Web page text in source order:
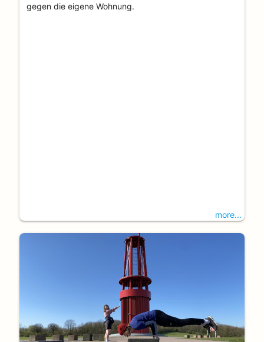
gegen die eigene Wohnung.
more...